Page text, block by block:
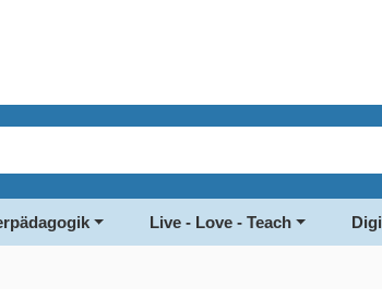
Live - Love - Teach